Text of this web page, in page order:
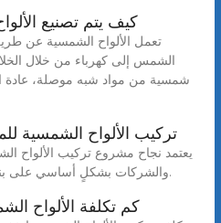
كيف يتم تصنيع
الشمس إلى كهرباء من خلال
شمسية من مواد شبه موصلة، عادة
تركيب الألواح الشمسية
والشركات بشكلٍ أساسي على بناء الشراكات الاستراتيجية القوية.
كم تكلفة الألواح